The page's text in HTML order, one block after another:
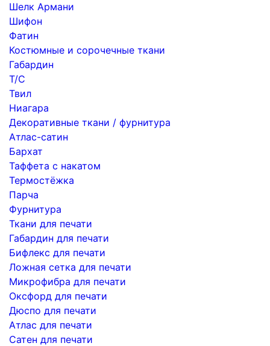
Шелк Армани
Шифон
Фатин
Костюмные и сорочечные ткани
Габардин
Т/С
Твил
Ниагара
Декоративные ткани / фурнитура
Атлас-сатин
Бархат
Таффета с накатом
Термостёжка
Парча
Фурнитура
Ткани для печати
Габардин для печати
Бифлекс для печати
Ложная сетка для печати
Микрофибра для печати
Оксфорд для печати
Дюспо для печати
Атлас для печати
Сатен для печати